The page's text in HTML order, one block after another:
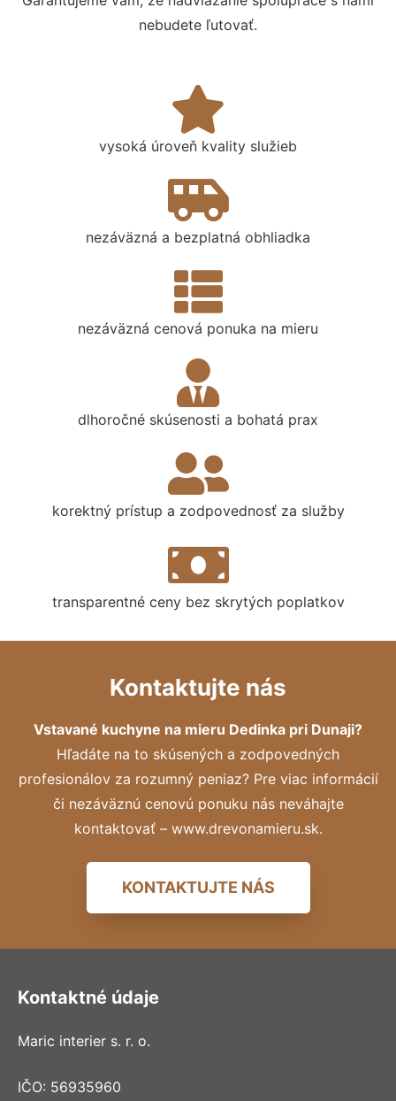
nebudete ľutovať.
vysoká úroveň kvality služieb
nezáväzná a bezplatná obhliadka
nezáväzná cenová ponuka na mieru
dlhoročné skúsenosti a bohatá prax
korektný prístup a zodpovednosť za služby
transparentné ceny bez skrytých poplatkov
Kontaktujte nás
Vstavané kuchyne na mieru Dedinka pri Dunaji?
Hľadáte na to skúsených a zodpovedných
profesionálov za rozumný peniaz? Pre viac informácií
či nezáväznú cenovú ponuku nás neváhajte
kontaktovať – www.drevonamieru.sk.
KONTAKTUJTE NÁS
Kontaktné údaje
Maric interier s. r. o.
IČO: 56935960